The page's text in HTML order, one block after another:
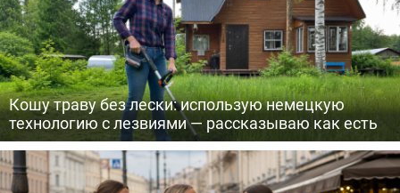
Кошу траву без лески: использую немецкую
технологию с лезвиями — рассказываю как есть